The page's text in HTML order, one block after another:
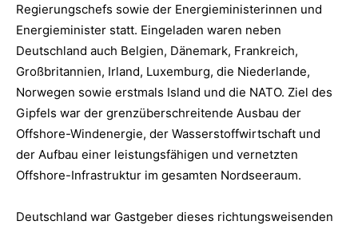
Regierungschefs sowie der Energieministerinnen und
Energieminister statt. Eingeladen waren neben
Deutschland auch Belgien, Dänemark, Frankreich,
Großbritannien, Irland, Luxemburg, die Niederlande,
Norwegen sowie erstmals Island und die NATO. Ziel des
Gipfels war der grenzüberschreitende Ausbau der
Offshore-Windenergie, der Wasserstoffwirtschaft und
der Aufbau einer leistungsfähigen und vernetzten
Offshore-Infrastruktur im gesamten Nordseeraum.
Deutschland war Gastgeber dieses richtungsweisenden